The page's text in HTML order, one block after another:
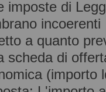
imposte di
incoerenti
a quanto
scheda di
(importo